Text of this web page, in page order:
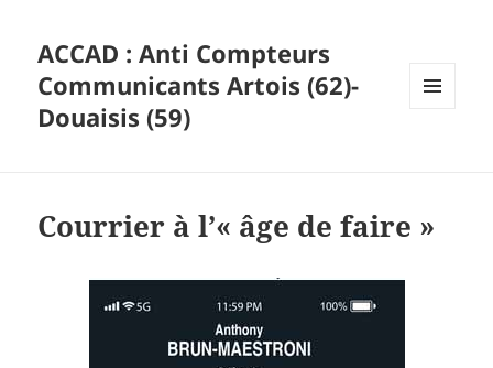
ACCAD : Anti Compteurs
Communicants Artois (62)-
Douaisis (59)
Courrier à l’« âge de faire »